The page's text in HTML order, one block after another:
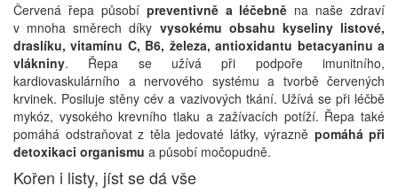
Červená řepa působí preventivně a léčebně na naše zdraví
v mnoha směrech díky vysokému obsahu kyseliny listové,
draslíku, vitamínu C, B6, železa, antioxidantu betacyaninu a
vlákniny. Řepa se užívá při podpoře imunitního,
kardiovaskulárního a nervového systému a tvorbě červených
krvinek. Posiluje stěny cév a vazivových tkání. Užívá se při léčbě
mykóz, vysokého krevního tlaku a zažívacích potíží. Řepa také
pomáhá odstraňovat z těla jedovaté látky, výrazně pomáhá při
detoxikaci organismu a působí močopudně.
Kořen i listy, jíst se dá vše